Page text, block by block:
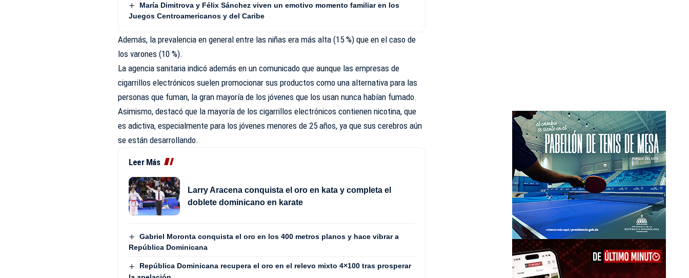
María Dimitrova y Félix Sánchez viven un emotivo momento familiar en los
Juegos Centroamericanos y del Caribe
Además, la prevalencia en general entre las niñas era más alta (15 %) que en el caso de
los varones (10 %).
La agencia sanitaria indicó además en un comunicado que aunque las empresas de
cigarrillos electrónicos suelen promocionar sus productos como una alternativa para las
personas que fuman, la gran mayoría de los jóvenes que los usan nunca habían fumado.
Asimismo, destacó que la mayoría de los cigarrillos electrónicos contienen nicotina, que
es adictiva, especialmente para los jóvenes menores de 25 años, ya que sus cerebros aún
se están desarrollando.
Leer Más
Larry Aracena conquista el oro en kata y completa el
doblete dominicano en karate
Gabriel Moronta conquista el oro en los 400 metros planos y hace vibrar a
República Dominicana
República Dominicana recupera el oro en el relevo mixto 4×100 tras prosperar